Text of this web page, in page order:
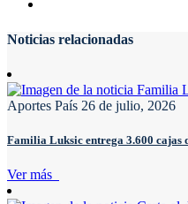
Noticias relacionadas
Aportes País 26 de julio, 2026
Familia Luksic entrega 3.600 cajas
Ver más